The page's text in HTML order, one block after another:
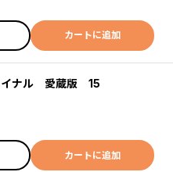
カートに追加
イナル 愛蔵版 15
カートに追加